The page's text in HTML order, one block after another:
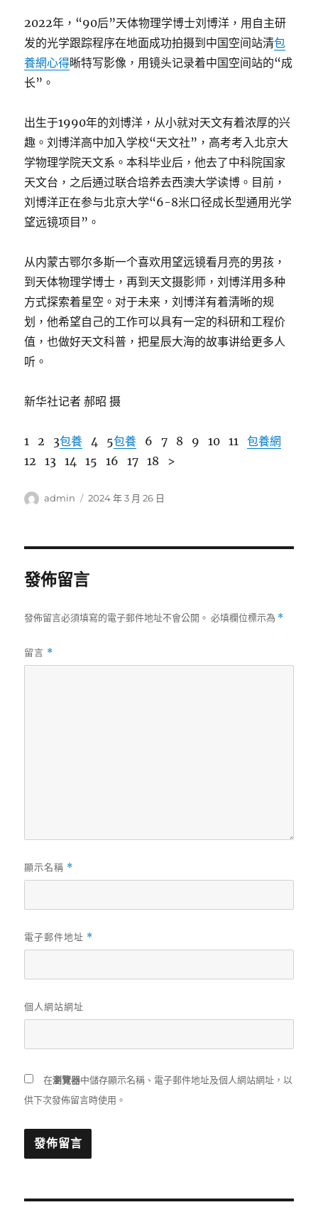
2022年，“90后”天体物理学博士刘博洋，用自主研
发的光学跟踪程序在地面成功拍摄到中国空间站清包
養網心得晰特写影像，用镜头记录着中国空间站的“成
长”。
出生于1990年的刘博洋，从小就对天文有着浓厚的兴
趣。刘博洋高中加入学校“天文社”，高考考入北京大
学物理学院天文系。本科毕业后，他去了中科院国家
天文台，之后通过联合培养去西澳大学读博。目前，
刘博洋正在参与北京大学“6-8米口径成长型通用光学
望远镜项目”。
从内蒙古鄂尔多斯一个喜欢用望远镜看月亮的男孩，
到天体物理学博士，再到天文摄影师，刘博洋用多种
方式探索着星空。对于未来，刘博洋有着清晰的规
划，他希望自己的工作可以具有一定的科研和工程价
值，也做好天文科普，把星辰大海的故事讲给更多人
听。
新华社记者 郝昭 摄
1 2 3包養 4 5包養 6 7 8 9 10 11包養網
12 13 14 15 16 17 18 >
作
admin
發
2024 年 3 月 26 日
發佈留言
發佈留言必須填寫的電子郵件地址不會公開。 必填欄位標示為 *
留言 *
顯示名稱 *
電子郵件地址 *
個人網站網址
在瀏覽器中儲存顯示名稱、電子郵件地址及個人網站網址，以
供下次發佈留言時使用。